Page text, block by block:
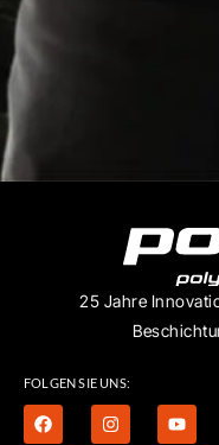
25 Jahre
FOLGEN SIE UNS: